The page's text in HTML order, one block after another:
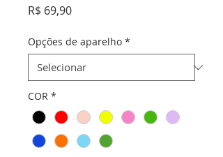
R$ 69,90Preço
Opções de aparelho *
COR *